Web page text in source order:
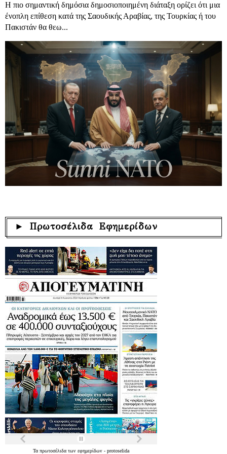
Η πιο σημαντική δημόσια δημοσιοποιημένη διάταξη ορίζει ότι μια
ένοπλη επίθεση κατά της Σαουδικής Αραβίας, της Τουρκίας ή του
Πακιστάν θα θεω...
► Πρωτοσέλιδα Εφημερίδων
Τα πρωτοσέλιδα των εφημερίδων - protoselida